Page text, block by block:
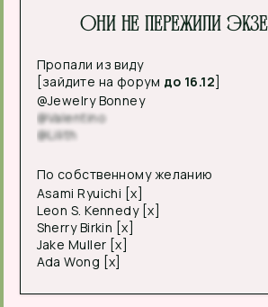
Они не пережили
Пропали из виду
[зайдите на форум до 16.12]
@Jewelry Bonney
@Valentino
@Lilith
По собственному желанию
Asami Ryuichi [x]
Leon S. Kennedy [x]
Sherry Birkin [x]
Jake Muller [x]
Ada Wong [x]